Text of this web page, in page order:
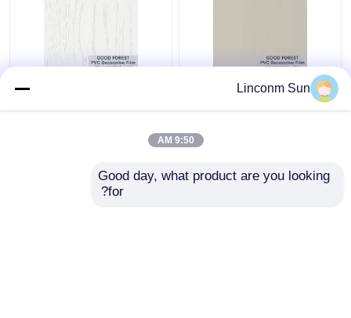
لؤلؤة نفطة PVC فيلم
ديكور الحبوب لمواد البناء
ديكور بولي كلوريد الفينيل
Linconm Sun
9:50 AM
Good day, what product are you looking
for?